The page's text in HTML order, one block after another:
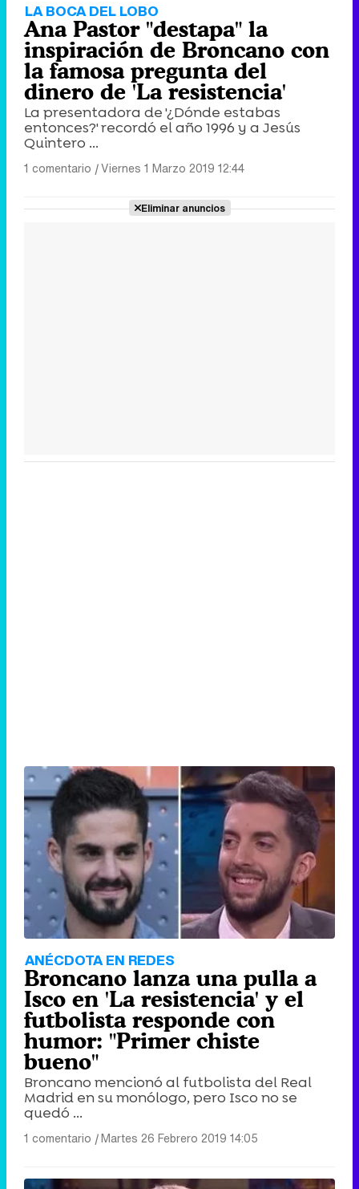
LA BOCA DEL LOBO
Ana Pastor "destapa" la
inspiración de Broncano con
la famosa pregunta del
dinero de 'La resistencia'
La presentadora de '¿Dónde estabas
entonces?' recordó el año 1996 y a Jesús
Quintero ...
1 comentario |Viernes 1 Marzo 2019 12:44
Eliminar anuncios
ANÉCDOTA EN REDES
Broncano lanza una pulla a
Isco en 'La resistencia' y el
futbolista responde con
humor: "Primer chiste
bueno"
Broncano mencionó al futbolista del Real
Madrid en su monólogo, pero Isco no se
quedó ...
1 comentario |Martes 26 Febrero 2019 14:05